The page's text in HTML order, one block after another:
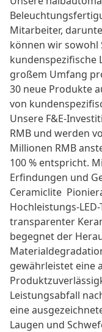
Mitarbeiter,
können wir sowohl
kundenspezifische
großem Umfang
30 neue Produkte
von
Unsere F&E-
RMB und werden
Millionen RMB
100 % entspricht.
Erfindungen und
Ceramiclite
Hochleistungs-
transparenter
begegnet der
gewährleistet eine
Leistungsabfall
eine
Laugen und